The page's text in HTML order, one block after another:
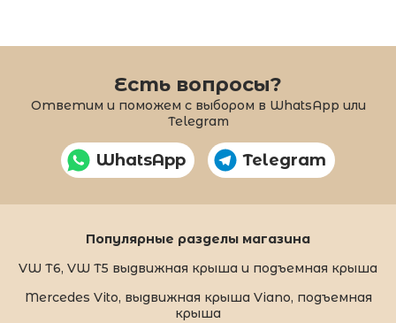
Есть вопросы?
Ответим и поможем с выбором в WhatsApp или
Telegram
WhatsApp Telegram
Популярные разделы магазина
VW T6, VW T5 выдвижная крыша и подъемная крыша
Mercedes Vito, выдвижная крыша Viano, подъемная
крыша